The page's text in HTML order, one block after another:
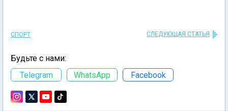
СПОРТ СЛЕДУЮЩАЯ СТАТЬЯ
Будьте с нами:
Telegram
WhatsApp Facebook